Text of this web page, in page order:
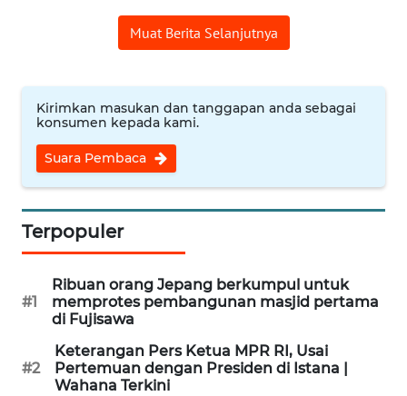
Muat Berita Selanjutnya
Kirimkan masukan dan tanggapan anda sebagai
konsumen kepada kami.
Suara Pembaca
Terpopuler
#1
Ribuan orang Jepang berkumpul untuk
memprotes pembangunan masjid pertama
di Fujisawa
#2
Keterangan Pers Ketua MPR RI, Usai
Pertemuan dengan Presiden di Istana |
Wahana Terkini
BINJAI
CIREBON
INDRAMAYU
KUNINGAN
MAJALENGKA